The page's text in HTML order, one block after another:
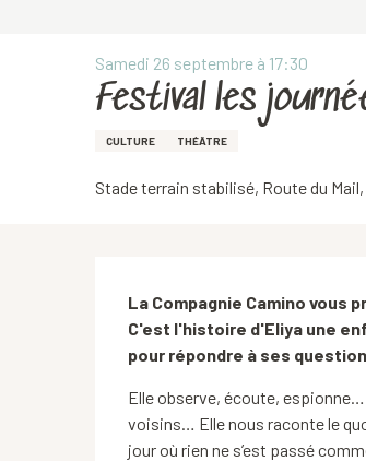
Samedi 26 septembre à 17:30
Festival les
CULTURE THÉÂTRE
Stade terrain stabilisé, Route du
Description
La Compagnie Camino vous
C'est l'histoire d'Eliya une
pour répondre à ses
Elle observe, écoute,
voisins… Elle nous raconte le
jour où rien ne s’est passé